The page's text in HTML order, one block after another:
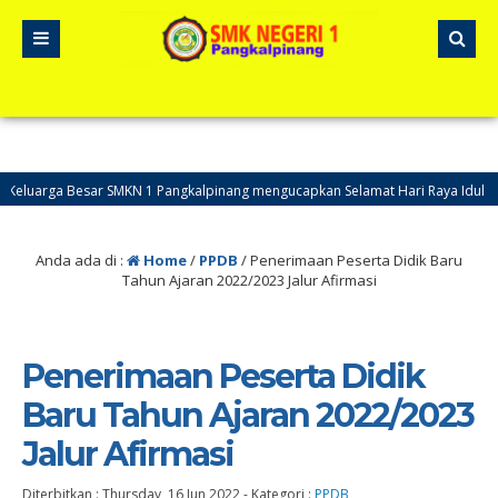
Besar SMKN 1 Pangkalpinang mengucapkan Selamat Hari Raya Idul Adha
Anda ada di : Home/ PPDB /Penerimaan Peserta Didik Baru
Tahun Ajaran 2022/2023 Jalur Afirmasi
Penerimaan Peserta Didik
Baru Tahun Ajaran 2022/2023
Jalur Afirmasi
Diterbitkan : Thursday, 16 Jun 2022 - Kategori : PPDB